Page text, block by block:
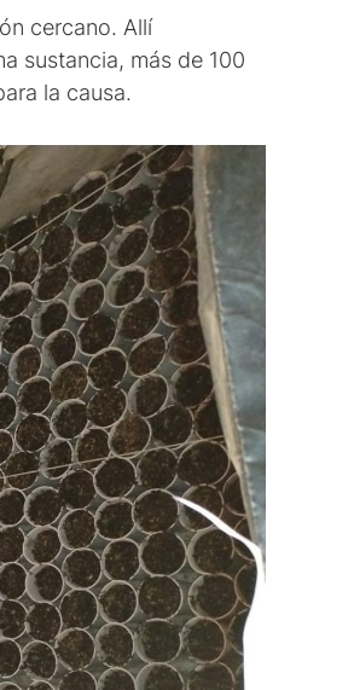
cercano. Allí
sustancia, más de 100
la causa.